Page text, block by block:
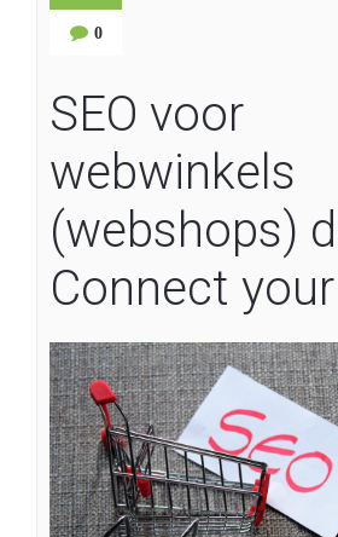
0
SEO voor
webwinkels
(webshops)
Connect